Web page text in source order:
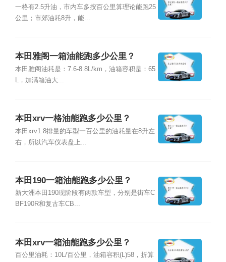
一格有2.5升油，市内车多按百公里算理论能跑25
公里；市郊油耗8升，能...
本田雅阁一箱油能跑多少公里？
本田雅阁油耗是：7.6-8.8L/km，油箱容积是：65
L，加满箱油大...
本田xrv一格油能跑多少公里？
本田xrv1.8排量的车型一百公里的油耗量在8升左
右，所以汽车仪表盘上...
本田190一箱油能跑多少公里？
新大洲本田190现阶段有两款车型，分别是街车C
BF190R和复古车CB...
本田xrv一箱油能跑多少公里？
百公里油耗：10L/百公里，油箱容积(L)58，折算